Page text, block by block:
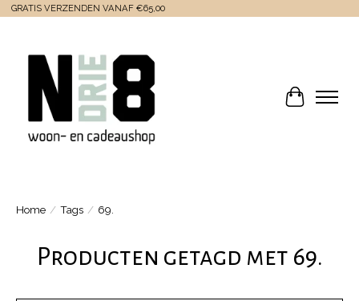
GRATIS VERZENDEN VANAF €65,00
Home / Tags / 69.
Producten getagd met 69.